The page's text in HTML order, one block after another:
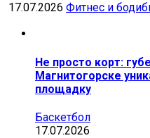
17.07.2026 Фитнес и
Не просто корт:
Магнитогорске
площадку
Баскетбол
17.07.2026